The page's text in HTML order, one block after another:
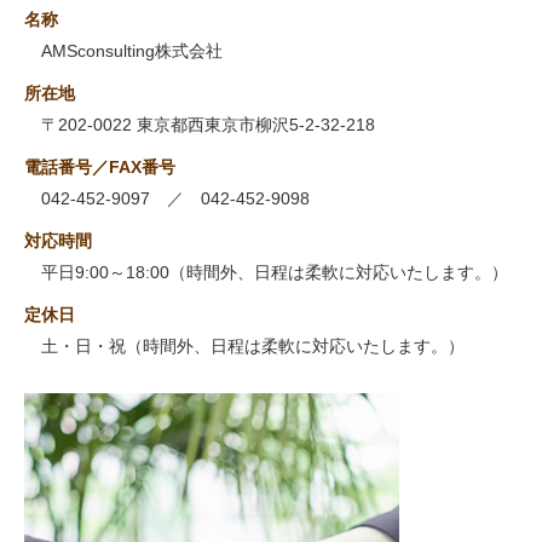
名称
AMSconsulting株式会社
所在地
〒202-0022 東京都西東京市柳沢5-2-32-218
電話番号／FAX番号
042-452-9097 ／ 042-452-9098
対応時間
平日9:00～18:00（時間外、日程は柔軟に対応いたします。）
定休日
土・日・祝（時間外、日程は柔軟に対応いたします。）